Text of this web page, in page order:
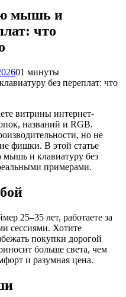
мышь и
что
01 минуты
витрины интернет-
названий и RGB.
но не
фишки. В этой статье
мышь и клавиатуру без
примерами.
25–35 лет, работаете за
сессиями. Хотите
покупки дорогой
больше света, чем
и разумная цена.